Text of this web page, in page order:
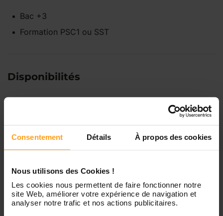
Consentement Détails À propos des cookies
Nous utilisons des Cookies !
Les cookies nous permettent de faire fonctionner notre
site Web, améliorer votre expérience de navigation et
analyser notre trafic et nos actions publicitaires.
Bac +3
Formation PSC1 ou SST
Disponibilités
Indisponible
Disponible de 00:00 à 00:00
Mercredi Disponible de 00:00 à 00:30
Jeudi Disponible de 00:00 à 00:00
Vous souhaitez connaître les
disponibilités de Elisavéta ?